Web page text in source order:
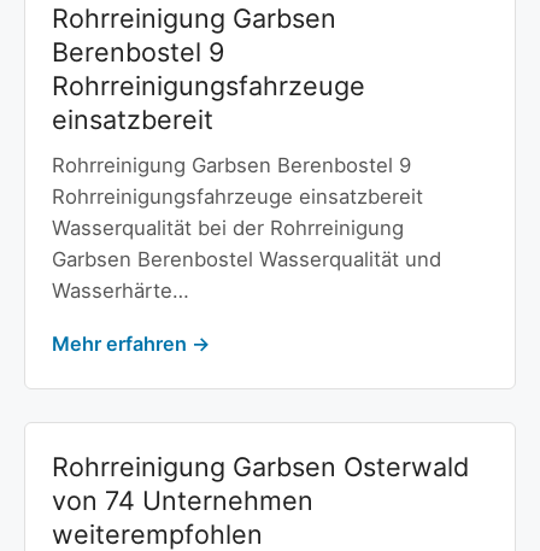
Rohrreinigung Garbsen
Berenbostel 9
Rohrreinigungsfahrzeuge
einsatzbereit
Rohrreinigung Garbsen Berenbostel 9
Rohrreinigungsfahrzeuge einsatzbereit
Wasserqualität bei der Rohrreinigung
Garbsen Berenbostel Wasserqualität und
Wasserhärte…
Mehr erfahren →
Rohrreinigung Garbsen Osterwald
von 74 Unternehmen
weiterempfohlen